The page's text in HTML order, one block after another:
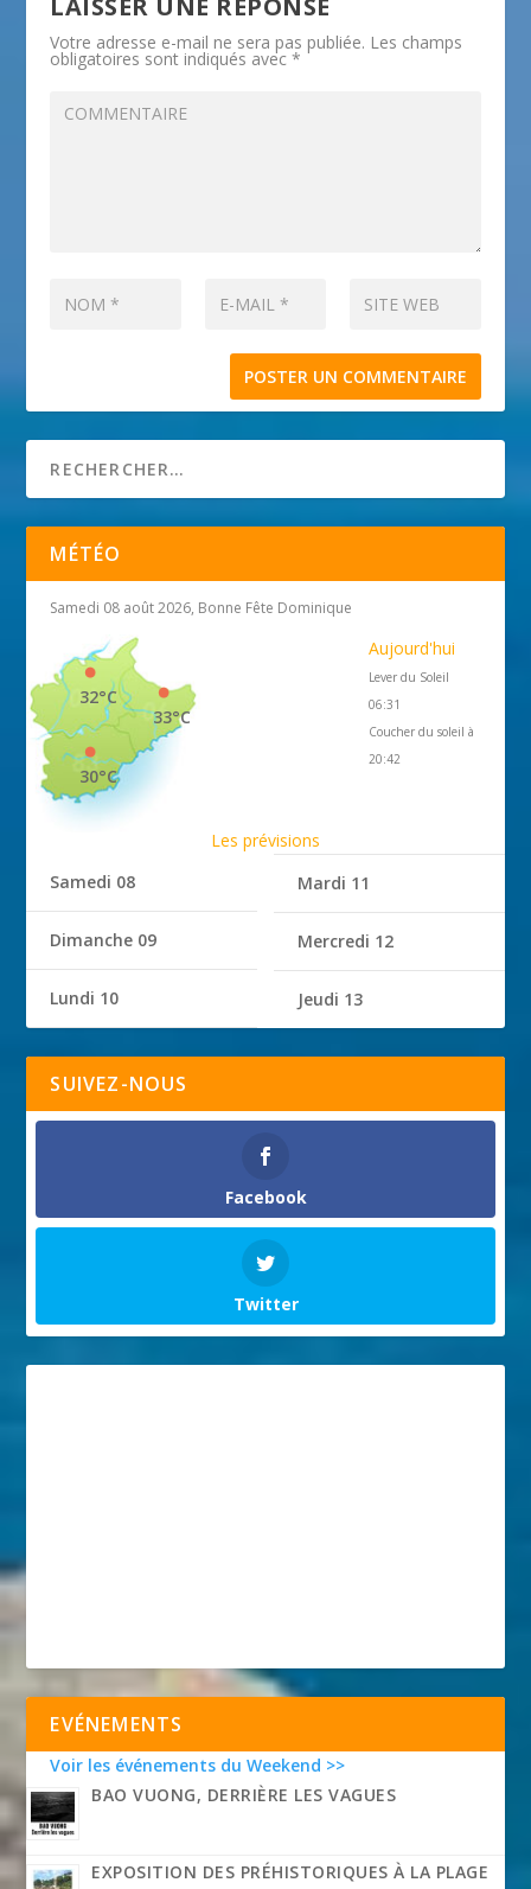
LAISSER UNE RÉPONSE
Votre adresse e-mail ne sera pas publiée. Les champs
obligatoires sont indiqués avec*
MÉTÉO
Samedi 08 août 2026, Bonne Fête Dominique
33°C
32°C
30°C
Aujourd'hui
Lever du Soleil
06:31
Coucher du soleil à
20:42
Les prévisions
Samedi 08
Dimanche 09
Lundi 10
Mardi 11
Mercredi 12
Jeudi 13
SUIVEZ-NOUS
Facebook
Twitter
EVÉNEMENTS
Voir les événements du Weekend >>
BAO VUONG, DERRIÈRE LES VAGUES
EXPOSITION DES PRÉHISTORIQUES À LA PLAGE